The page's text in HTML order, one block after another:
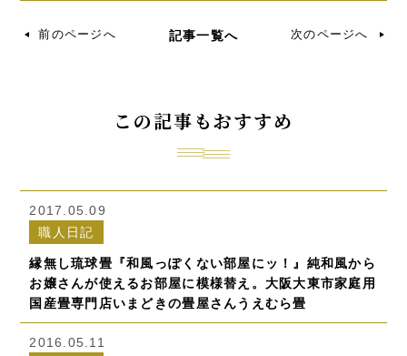
前のページへ 記事一覧へ 次のページへ
この記事もおすすめ
2017.05.09
職人日記
縁無し琉球畳『和風っぽくない部屋にッ！』純和風から
お嬢さんが使えるお部屋に模様替え。大阪大東市家庭用
国産畳専門店いまどきの畳屋さんうえむら畳
2016.05.11